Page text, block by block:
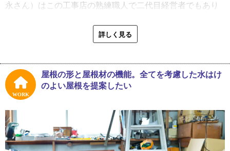
永さん）はこの工事店の熟練職人で二代目経営者でもあり
は小学生の頃から家業の手伝いをしていました。高校卒業
後は迷いなく職人としてお父さんの元で働き始めたそうで
「子どもの頃はゲームを買うためのお小遣いがほしくて手
伝っていたのを覚えています。中学、高校とずっと仕事を
事をやっていたのをずっと見ていたので、そのせいもあり
ますね。学校では美術や技術の授業が好きで、若い頃は趣
味でバイクや車を触るのが好きだったし、板金加工のよう
詳しく見る
WORK
屋根の形と屋根材の機能。全てを考慮した水はけ
のよい屋根を提案したい